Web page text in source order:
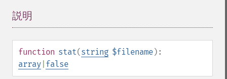
説明
function stat(string $filename):
array false